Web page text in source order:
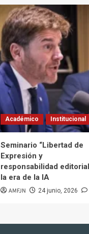
Académico Institucional
Seminario “Libertad de
Expresión y
responsabilidad
la era de la IA
AMFJN 24 junio, 2026